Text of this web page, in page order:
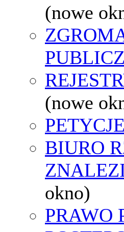
(nowe
(nowe
PETYCJE
BIURO
okno)
PRAWO